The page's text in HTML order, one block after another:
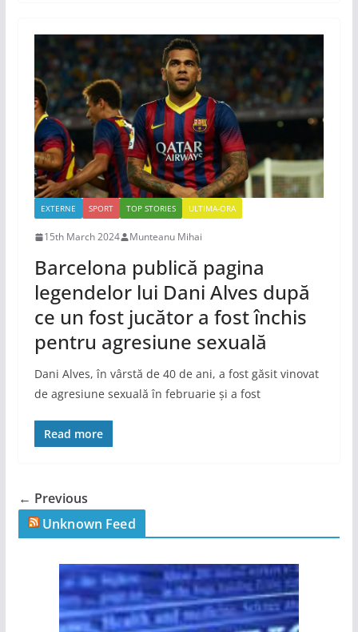
EXTERNE SPORT TOP STORIES ULTIMA-ORA
15th March 2024 Munteanu Mihai
Barcelona publică pagina
legendelor lui Dani Alves după
ce un fost jucător a fost închis
pentru agresiune sexuală
Dani Alves, în vârstă de 40 de ani, a fost găsit vinovat
de agresiune sexuală în februarie și a fost
Read more
← Previous
Unknown Feed